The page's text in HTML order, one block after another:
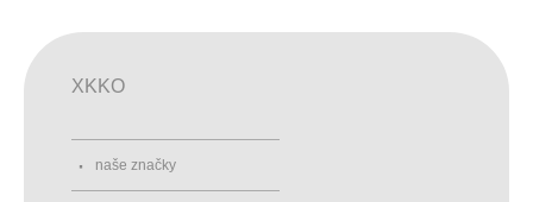
XKKO
naše značky